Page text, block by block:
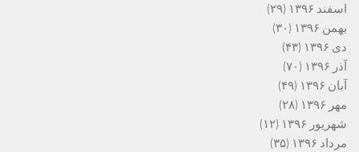
اسفند ۱۳۹۶
(۲۹)
بهمن ۱۳۹۶
(۳۰)
دی ۱۳۹۶
(۴۳)
آذر ۱۳۹۶
(۷۰)
آبان ۱۳۹۶
(۴۹)
مهر ۱۳۹۶
(۲۸)
شهریور ۱۳۹۶
(۱۲)
مرداد ۱۳۹۶
(۳۵)